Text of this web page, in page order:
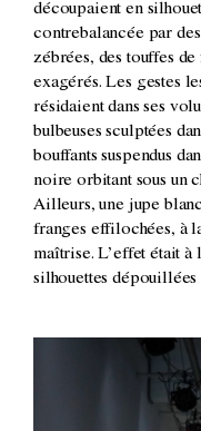
découpaient en
contrebalancée par
zébrées, des touffes
exagérés. Les gestes
résidaient dans ses
bulbeuses sculptées
bouffants suspendus
noire orbitant sous un
Ailleurs, une jupe
franges effilochées, à
maîtrise. L’effet était
silhouettes dépouillées